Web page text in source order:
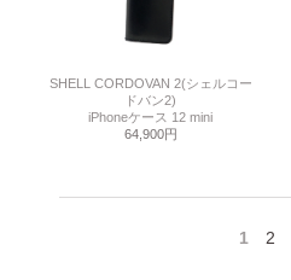
SHELL CORDOVAN 2(シェルコー
ドバン2)
iPhoneケース 12 mini
64,900円
1 2